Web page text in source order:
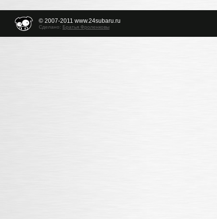
© 2007-2011 www.24subaru.ru
Сделано: Братья Фроленковы